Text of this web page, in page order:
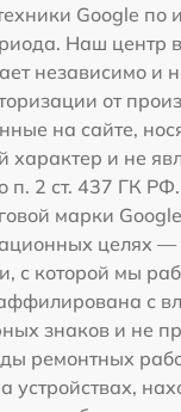
Google по
Наш центр
независимо и
от
на сайте,
характер и не
п. 2 ст. 437 ГК
марки
целях —
с которой мы
с
знаков и не
ремонтных
устройствах,